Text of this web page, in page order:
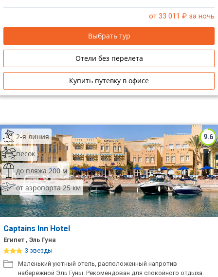
от 33 011 ₽ за ночь
Выбрать тур
Отели без перелета
Купить путевку в офисе
9.6
2-я линия
песок
до пляжа 200 м
от аэропорта 25 км
Captains Inn Hotel
Египет , Эль Гуна
3 звезды
Маленький уютный отель, расположенный напротив
набережной Эль Гуны. Рекомендован для спокойного отдыха.